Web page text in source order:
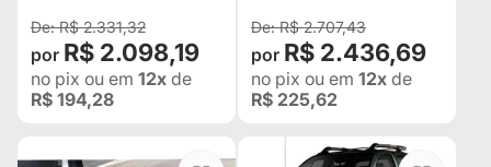
R$ 2.331,32
R$ 2.098,19
no pix ou em 12x de
R$ 194,28
R$ 2.707,43
R$ 2.436,69
no pix ou em 12x de
R$ 225,62